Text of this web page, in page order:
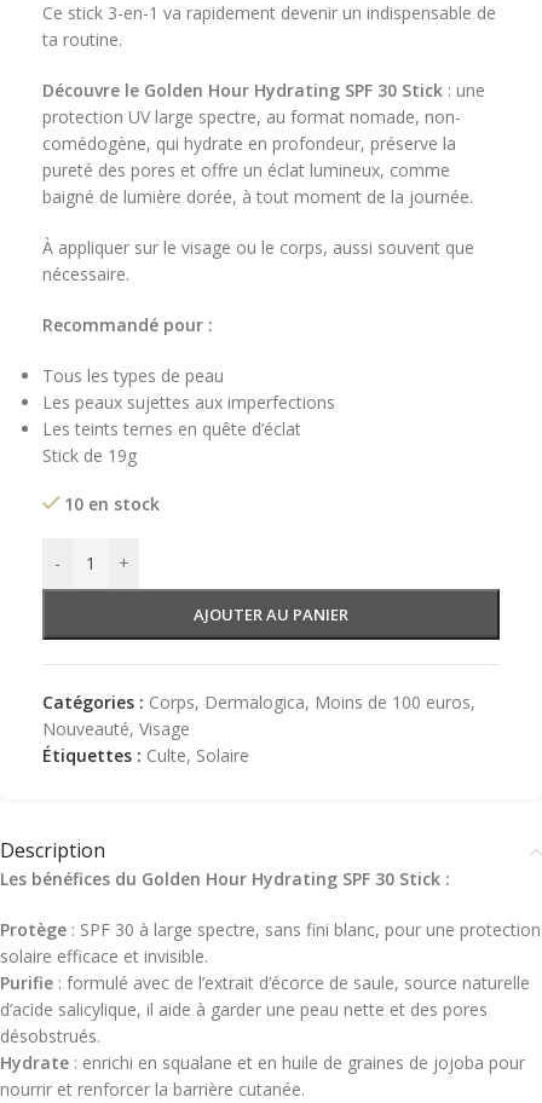
Ce stick 3-en-1 va rapidement devenir un indispensable de
ta routine.
Découvre le Golden Hour Hydrating SPF 30 Stick : une
protection UV large spectre, au format nomade, non-
comédogène, qui hydrate en profondeur, préserve la
pureté des pores et offre un éclat lumineux, comme
baigné de lumière dorée, à tout moment de la journée.
À appliquer sur le visage ou le corps, aussi souvent que
nécessaire.
Recommandé pour :
Tous les types de peau
Les peaux sujettes aux imperfections
Les teints ternes en quête d’éclat
Stick de 19g
10 en stock
- +
AJOUTER AU PANIER
Catégories : Corps, Dermalogica, Moins de 100 euros,
Nouveauté, Visage
Étiquettes : Culte, Solaire
Description
Les bénéfices du Golden Hour Hydrating SPF 30 Stick :
Protège : SPF 30 à large spectre, sans fini blanc, pour une protection
solaire efficace et invisible.
Purifie : formulé avec de l’extrait d’écorce de saule, source naturelle
d’acide salicylique, il aide à garder une peau nette et des pores
désobstrués.
Hydrate : enrichi en squalane et en huile de graines de jojoba pour
nourrir et renforcer la barrière cutanée.